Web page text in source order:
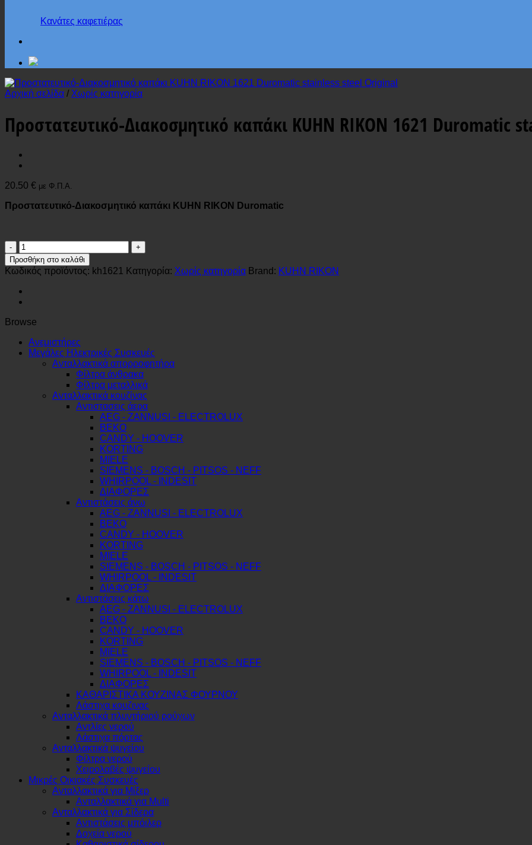
Κανάτες καφετιέρας
Αρχική σελίδα / Χωρίς κατηγορία
Προστατευτικό-Διακοσμητικό καπάκι KUHN RIKON 1621 Duromatic
20.50 € με Φ.Π.Α.
Προστατευτικό-Διακοσμητικό καπάκι KUHN RIKON Duromatic
Προστατευτικό-
Διακοσμητικό
καπάκι
KUHN
RIKON
1621
stainless
Original
ποσότητα
Προσθήκη στο καλάθι
Κωδικός προϊόντος: kh1621 Κατηγορία: Χωρίς κατηγορία Brand: KUHN RIKON
Browse
Ανεμιστήρες
Μεγάλες Ηλεκτρικές Συσκευές
Ανταλλακτικά απορροφητήρα
Φίλτρα άνθρακα
Φίλτρα μεταλλικά
Ανταλλακτικά κουζίνας
Αντιστασεις άερα
AEG - ZANNUSI - ELECTROLUX
BEKO
CANDY - HOOVER
KORTING
MIELE
SIEMENS - BOSCH - PITSOS - NEFF
WHIRPOOL - INDESIT
ΔΙΑΦΟΡΕΣ
Αντιστάσεις άνω
AEG - ZANNUSI - ELECTROLUX
BEKO
CANDY - HOOVER
KORTING
MIELE
SIEMENS - BOSCH - PITSOS - NEFF
WHIRPOOL - INDESIT
ΔΙΑΦΟΡΕΣ
Αντιστάσεις κάτω
AEG - ZANNUSI - ELECTROLUX
BEKO
CANDY - HOOVER
KORTING
MIELE
SIEMENS - BOSCH - PITSOS - NEFF
WHIRPOOL - INDESIT
ΔΙΑΦΟΡΕΣ
ΚΑΘΑΡΙΣΤΙΚΑ ΚΟΥΖΙΝΑΣ ΦΟΥΡΝΟΥ
Λάστιχα κουζινας
Ανταλλακτικά πλυντήριού ρούχων
Αντλίες νερού
Λάστιχα πόρτας
Ανταλλακτικά ψυγείου
Φίλτρα νερού
Χειρολαβές ψυγείου
Μικρές Οικιακές Συσκευές
Ανταλλακτικά για Μίξερ
Ανταλλακτικά για Multi
Ανταλλακτικά για Σίδερα
Αντιστάσεις μπόιλερ
Δοχεία νερού